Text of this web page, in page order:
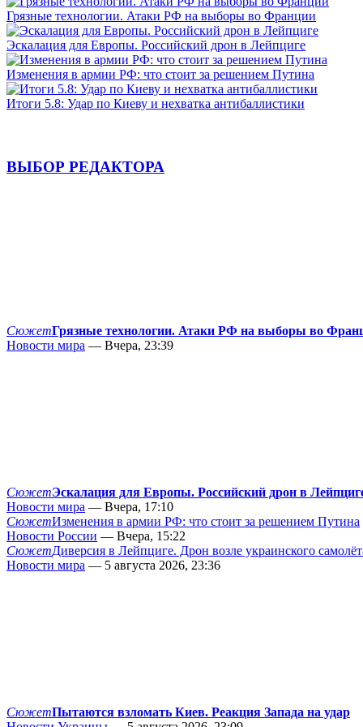
Грязные технологии. Атаки РФ на выборы во Франции
Эскалация для Европы. Российский дрон в Лейпциге
Изменения в армии РФ: что стоит за решением Путина
Итоги 5.8: Удар по Киеву и нехватка антибаллистики
ВЫБОР РЕДАКТОРА
СюжетГрязные технологии. Атаки РФ на выборы во
Новости мира — Вчера, 23:39
СюжетЭскалация для Европы. Российский дрон в
Новости мира — Вчера, 17:10
СюжетИзменения в армии РФ: что стоит за решением Путина
Новости России — Вчера, 15:22
СюжетДиверсия в Лейпциге. Дрон возле украинского
Новости мира — 5 августа 2026, 23:36
СюжетПытаются взломать Киев. Реакция Запада на удар